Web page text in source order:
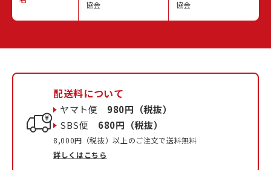
協会
協会
配送料について
ヤマト便 980円（税抜）
SBS便 680円（税抜）
8,000円（税抜）以上のご注文で送料無料
詳しくはこちら